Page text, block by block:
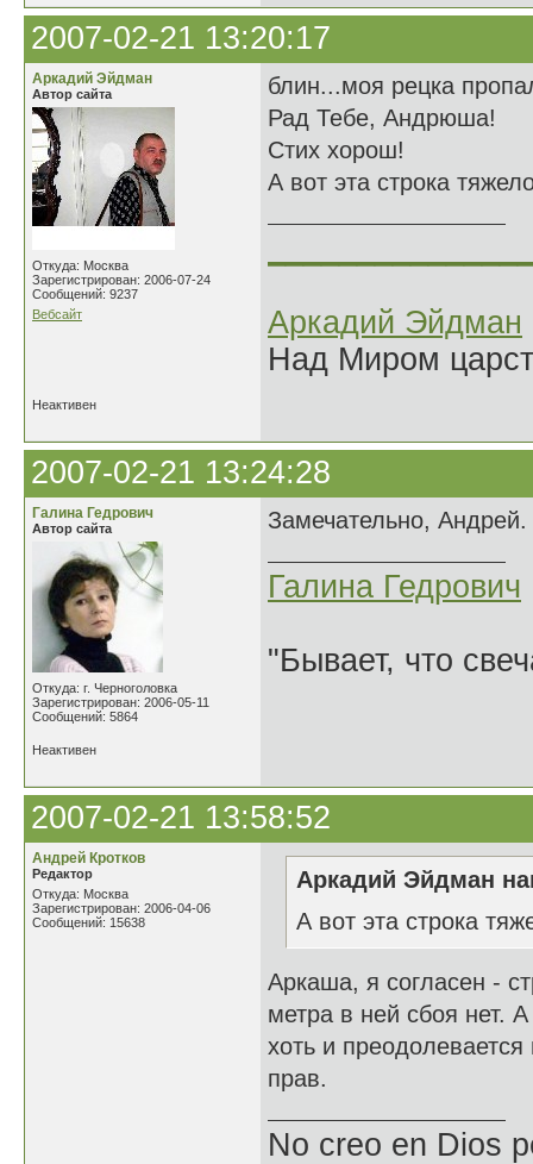
2007-02-21 13:20:17
Аркадий Эйдман
Автор сайта
Откуда: Москва
Зарегистрирован: 2006-07-24
Сообщений: 9237
Вебсайт
блин...моя рецка
Рад Тебе, Андрюша!
Стих хорош!
А вот эта строка
Аркадий Эйдман
Над Миром
Неактивен
2007-02-21 13:24:28
Галина Гедрович
Автор сайта
Откуда: г. Черноголовка
Зарегистрирован: 2006-05-11
Сообщений: 5864
Замечательно, Андрей.
Галина Гедрович
"Бывает, что
Неактивен
2007-02-21 13:58:52
Андрей Кротков
Редактор
Откуда: Москва
Зарегистрирован: 2006-04-06
Сообщений: 15638
Аркадий Эйдман
А вот эта строка
Аркаша, я согласен -
метра в ней сбоя нет.
хоть и
прав.
No creo en Dios